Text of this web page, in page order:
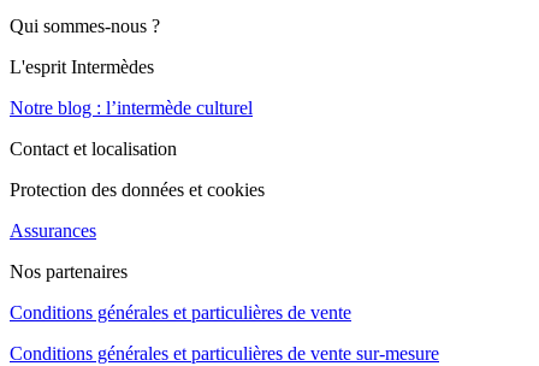
Qui sommes-nous ?
L'esprit Intermèdes
Notre blog : l’intermède culturel
Contact et localisation
Protection des données et cookies
Assurances
Nos partenaires
Conditions générales et particulières de vente
Conditions générales et particulières de vente sur-mesure